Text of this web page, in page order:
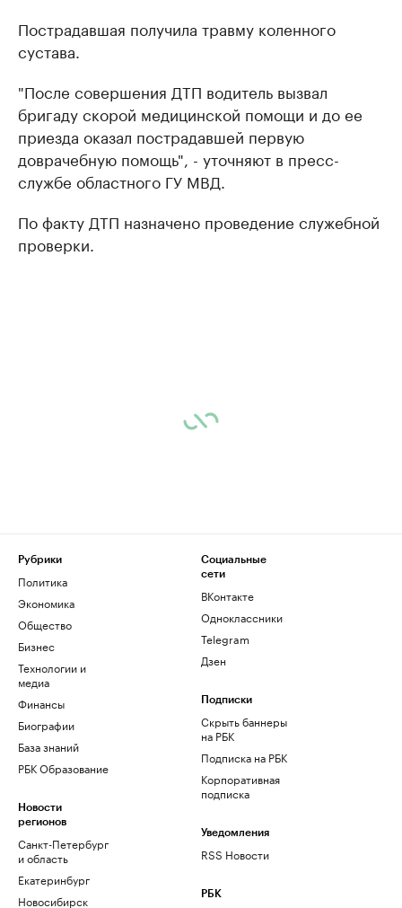
Пострадавшая получила травму коленного
сустава.
"После совершения ДТП водитель вызвал
бригаду скорой медицинской помощи и до ее
приезда оказал пострадавшей первую
доврачебную помощь", - уточняют в пресс-
службе областного ГУ МВД.
По факту ДТП назначено проведение служебной
проверки.
Рубрики
Политика
Экономика
Общество
Бизнес
Технологии и
медиа
Финансы
Биографии
База знаний
РБК Образование
Новости
регионов
Санкт-Петербург
и область
Екатеринбург
Новосибирск
Социальные
сети
ВКонтакте
Одноклассники
Telegram
Дзен
Подписки
Скрыть баннеры
на РБК
Подписка на РБК
Корпоративная
подписка
Уведомления
RSS Новости
РБК